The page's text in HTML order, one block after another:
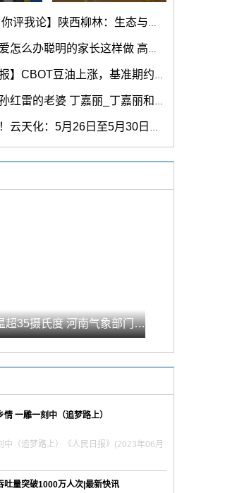
西柳林：生态与产业融合发展 小小香菇“飘香”乡村振兴路 快看点
明的家长这样做 高中生谈恋爱怎么教育 天天热文
高逾4%金十期货6月9日讯，据外媒报道，CBOT豆油期货收盘大幅上涨，其中基准期约收高4.02%，这可能与政府计划取消
的老婆 丁嘉丽_丁嘉丽和孙红雷有女儿吗
5月26日至5月30日郭成岗减持公司股份合计7万股
多地气温超35摄氏度 河南气象部门共发布高温橙色预警信号75条_天天热文
一雕一刻中（追梦路上）
中（追梦路上）《人民日报》(2023年06月
吐量突破1000万人次|最新快讯